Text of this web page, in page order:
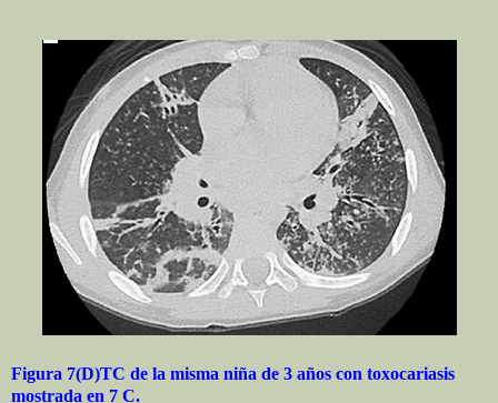
Figura 7(D)TC de la misma niña de 3 años con toxocariasis
mostrada en 7 C.